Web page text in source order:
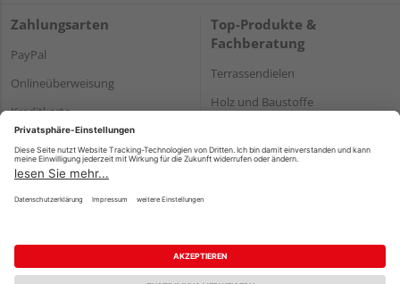
Zahlungsarten
PayPal
Onlineüberweisung
Kreditkarte
Rechnung*
*Bonität vorausgesetzt
Top-Produkte &
Fachberatung
Terrassendielen
Holz und Baustoffe
Impressum Datenschutz AGB
Barrierefreiheitserklärung
Vertrag widerrufen